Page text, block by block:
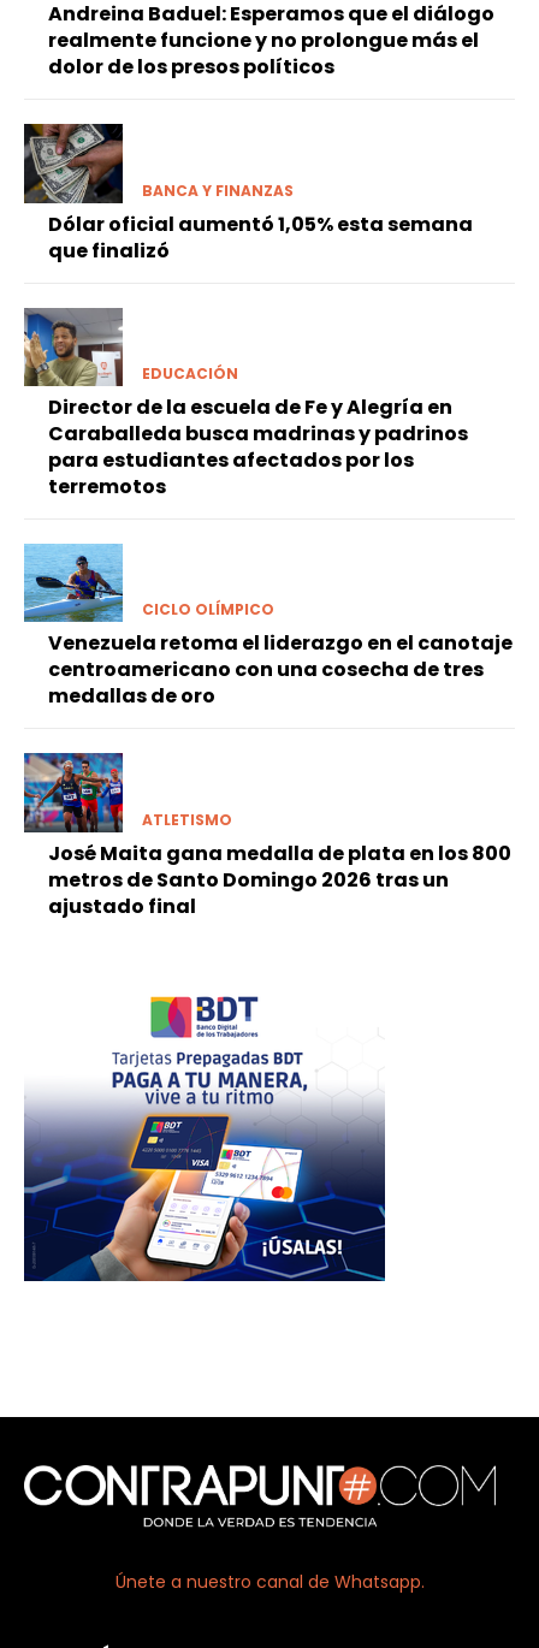
Andreina Baduel: Esperamos que el diálogo
realmente funcione y no prolongue más el
dolor de los presos políticos
BANCA Y FINANZAS
Dólar oficial aumentó 1,05% esta semana
que finalizó
EDUCACIÓN
Director de la escuela de Fe y Alegría en
Caraballeda busca madrinas y padrinos
para estudiantes afectados por los
terremotos
CICLO OLÍMPICO
Venezuela retoma el liderazgo en el canotaje
centroamericano con una cosecha de tres
medallas de oro
ATLETISMO
José Maita gana medalla de plata en los 800
metros de Santo Domingo 2026 tras un
ajustado final
Únete a nuestro canal de Whatsapp.